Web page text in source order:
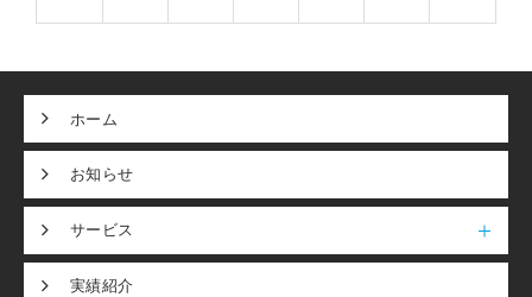
ホーム
お知らせ
サービス
実績紹介